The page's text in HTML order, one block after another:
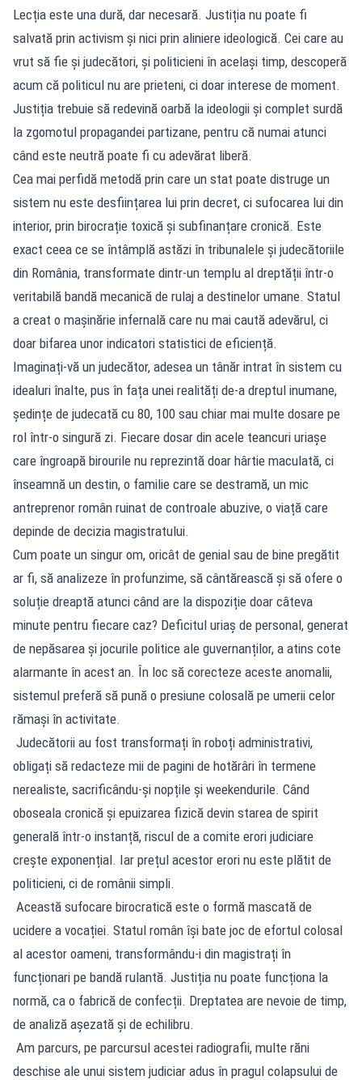
Lecția este una dură, dar necesară. Justiția nu poate fi
salvată prin activism și nici prin aliniere ideologică. Cei care au
vrut să fie și judecători, și politicieni în același timp, descoperă
acum că politicul nu are prieteni, ci doar interese de moment.
Justiția trebuie să redevină oarbă la ideologii și complet surdă
la zgomotul propagandei partizane, pentru că numai atunci
când este neutră poate fi cu adevărat liberă.
Cea mai perfidă metodă prin care un stat poate distruge un
sistem nu este desființarea lui prin decret, ci sufocarea lui din
interior, prin birocrație toxică și subfinanțare cronică. Este
exact ceea ce se întâmplă astăzi în tribunalele și judecătoriile
din România, transformate dintr-un templu al dreptății într-o
veritabilă bandă mecanică de rulaj a destinelor umane. Statul
a creat o mașinărie infernală care nu mai caută adevărul, ci
doar bifarea unor indicatori statistici de eficiență.
Imaginați-vă un judecător, adesea un tânăr intrat în sistem cu
idealuri înalte, pus în fața unei realități de-a dreptul inumane,
ședințe de judecată cu 80, 100 sau chiar mai multe dosare pe
rol într-o singură zi. Fiecare dosar din acele teancuri uriașe
care îngroapă birourile nu reprezintă doar hârtie maculată, ci
înseamnă un destin, o familie care se destramă, un mic
antreprenor român ruinat de controale abuzive, o viață care
depinde de decizia magistratului.
Cum poate un singur om, oricât de genial sau de bine pregătit
ar fi, să analizeze în profunzime, să cântărească și să ofere o
soluție dreaptă atunci când are la dispoziție doar câteva
minute pentru fiecare caz? Deficitul uriaș de personal, generat
de nepăsarea și jocurile politice ale guvernanților, a atins cote
alarmante în acest an. În loc să corecteze aceste anomalii,
sistemul preferă să pună o presiune colosală pe umerii celor
rămași în activitate.
Judecătorii au fost transformați în roboți administrativi,
obligați să redacteze mii de pagini de hotărâri în termene
nerealiste, sacrificându-și nopțile și weekendurile. Când
oboseala cronică și epuizarea fizică devin starea de spirit
generală într-o instanță, riscul de a comite erori judiciare
crește exponențial. Iar prețul acestor erori nu este plătit de
politicieni, ci de românii simpli.
Această sufocare birocratică este o formă mascată de
ucidere a vocației. Statul român își bate joc de efortul colosal
al acestor oameni, transformându-i din magistrați în
funcționari pe bandă rulantă. Justiția nu poate funcționa la
normă, ca o fabrică de confecții. Dreptatea are nevoie de timp,
de analiză așezată și de echilibru.
Am parcurs, pe parcursul acestei radiografii, multe răni
deschise ale unui sistem judiciar adus în pragul colapsului de